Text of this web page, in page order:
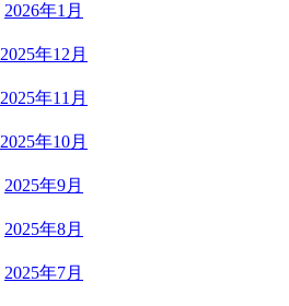
2026年1月
2025年12月
2025年11月
2025年10月
2025年9月
2025年8月
2025年7月